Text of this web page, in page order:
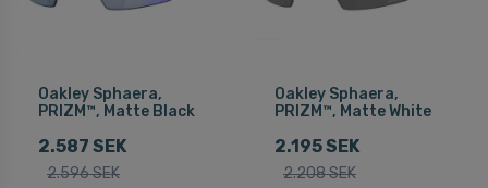
Oakley Sphaera,
PRIZM™, Matte Black
2.587 SEK
2.596 SEK
Oakley Sphaera,
PRIZM™, Matte White
2.195 SEK
2.208 SEK